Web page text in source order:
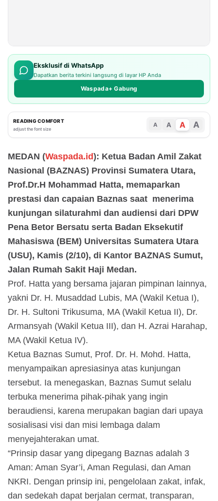
Eksklusif di WhatsApp
Dapatkan berita terkini langsung di layar HP Anda
Waspada+ Gabung
READING COMFORT
adjust the font size
A A A A
MEDAN (Waspada.id): Ketua Badan Amil Zakat
Nasional (BAZNAS) Provinsi Sumatera Utara,
Prof.Dr.H Mohammad Hatta, memaparkan
prestasi dan capaian Baznas saat menerima
kunjungan silaturahmi dan audiensi dari DPW
Pena Betor Bersatu serta Badan Eksekutif
Mahasiswa (BEM) Universitas Sumatera Utara
(USU), Kamis (2/10), di Kantor BAZNAS Sumut,
Jalan Rumah Sakit Haji Medan.
Prof. Hatta yang bersama jajaran pimpinan lainnya,
yakni Dr. H. Musaddad Lubis, MA (Wakil Ketua I),
Dr. H. Sultoni Trikusuma, MA (Wakil Ketua II), Dr.
Armansyah (Wakil Ketua III), dan H. Azrai Harahap,
MA (Wakil Ketua IV).
Ketua Baznas Sumut, Prof. Dr. H. Mohd. Hatta,
menyampaikan apresiasinya atas kunjungan
tersebut. Ia menegaskan, Baznas Sumut selalu
terbuka menerima pihak-pihak yang ingin
beraudiensi, karena merupakan bagian dari upaya
sosialisasi visi dan misi lembaga dalam
menyejahterakan umat.
“Prinsip dasar yang dipegang Baznas adalah 3
Aman: Aman Syar’i, Aman Regulasi, dan Aman
NKRI. Dengan prinsip ini, pengelolaan zakat, infak,
dan sedekah dapat berjalan cermat, transparan,